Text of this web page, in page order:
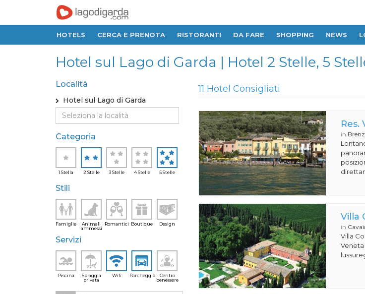
HOTELS CERCA E PRENOTA RISTORANTI DA FARE SHOPPING NEWS
Hotel sul Lago di Garda | Hotel 2 Stelle, 5
Località
Hotel sul Lago di Garda
Categoria
1 Stella 2 Stelle 3 Stelle 4 Stelle 5 Stelle
Stili
Famiglie
Animali
ammessi
Romantici Boutique Design
Servizi
Piscina
Spiaggia
privata
Wifi Parcheggio
Centro
benessere
11 Hotel Consigliati
Res.
in
Villa
in
Villa